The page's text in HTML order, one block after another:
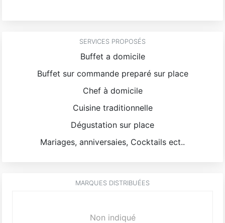
SERVICES PROPOSÉS
Buffet a domicile
Buffet sur commande preparé sur place
Chef à domicile
Cuisine traditionnelle
Dégustation sur place
Mariages, anniversaies, Cocktails ect..
MARQUES DISTRIBUÉES
Non indiqué